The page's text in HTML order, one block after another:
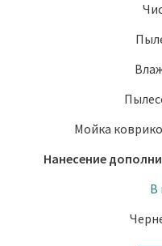
Мойка
Нанесение
В